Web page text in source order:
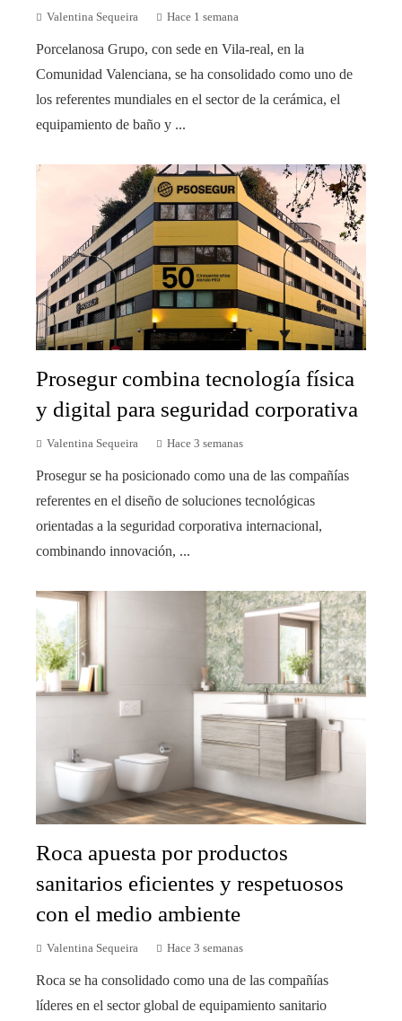
Valentina Sequeira Hace 1 semana
Porcelanosa Grupo, con sede en Vila-real, en la
Comunidad Valenciana, se ha consolidado como uno de
los referentes mundiales en el sector de la cerámica, el
equipamiento de baño y ...
Prosegur combina tecnología física
y digital para seguridad corporativa
Valentina Sequeira Hace 3 semanas
Prosegur se ha posicionado como una de las compañías
referentes en el diseño de soluciones tecnológicas
orientadas a la seguridad corporativa internacional,
combinando innovación, ...
Roca apuesta por productos
sanitarios eficientes y respetuosos
con el medio ambiente
Valentina Sequeira Hace 3 semanas
Roca se ha consolidado como una de las compañías
líderes en el sector global de equipamiento sanitario